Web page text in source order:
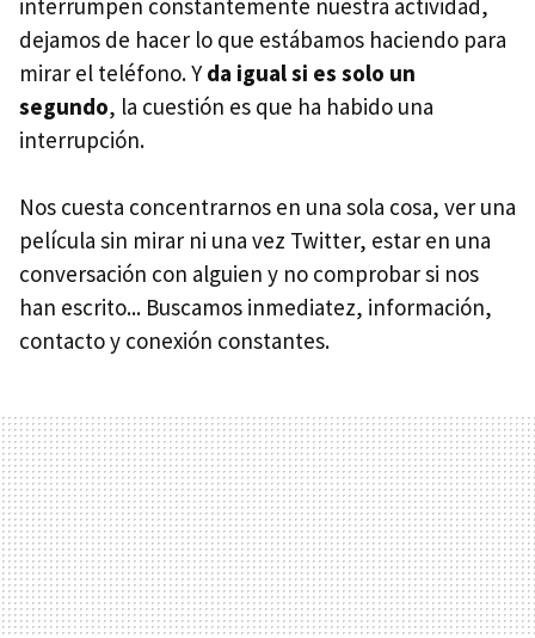
interrumpen constantemente nuestra actividad,
dejamos de hacer lo que estábamos haciendo para
mirar el teléfono. Yda igual si es solo un
segundo, la cuestión es que ha habido una
interrupción.
Nos cuesta concentrarnos en una sola cosa, ver una
película sin mirar ni una vez Twitter, estar en una
conversación con alguien y no comprobar si nos
han escrito... Buscamos inmediatez, información,
contacto y conexión constantes.